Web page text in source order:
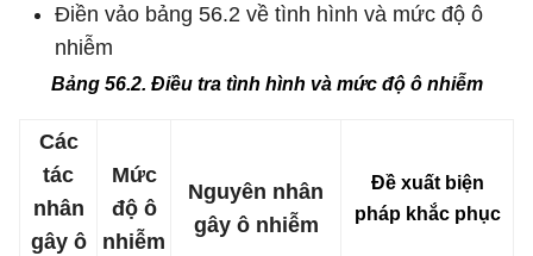
Điền vảo bảng 56.2 về tình hình và mức độ ô
nhiễm
Bảng 56.2. Điều tra tình hình và mức độ ô nhiễm
Các
tác
nhân
gây ô
Mức
độ ô
nhiễm
Nguyên nhân
gây ô nhiễm
Đề xuất biện
pháp khắc phục